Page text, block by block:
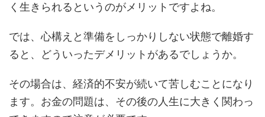
く生きられるというのがメリットですよね。
では、心構えと準備をしっかりしない状態で離婚す
ると、どういったデメリットがあるでしょうか。
その場合は、経済的不安が続いて苦しむことになり
ます。お金の問題は、その後の人生に大きく関わっ